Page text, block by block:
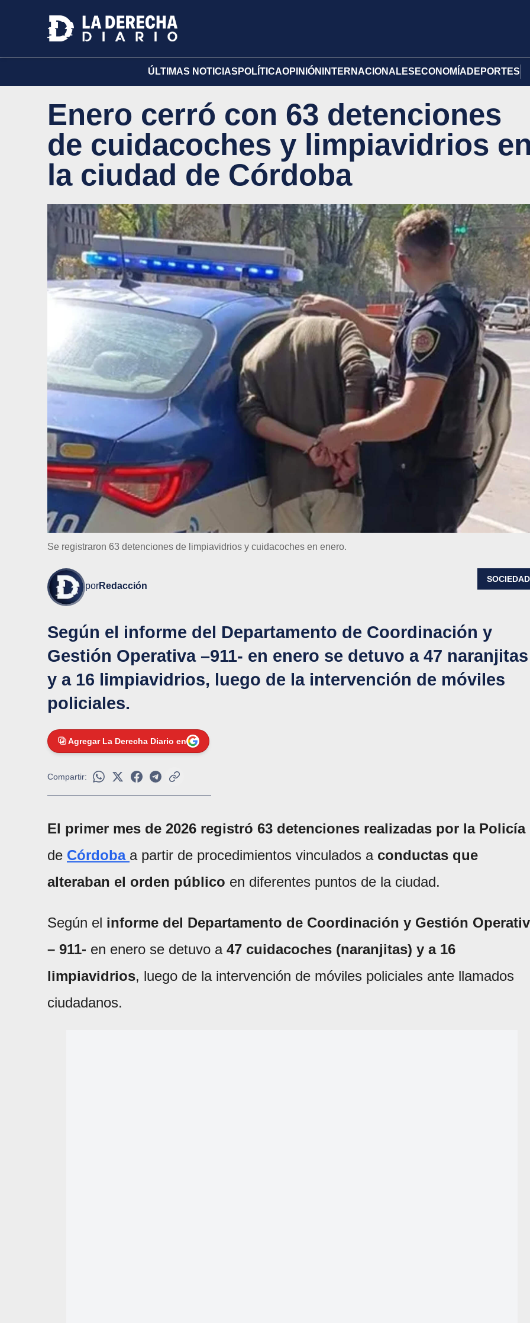
ÚLTIMAS NOTICIAS POLÍTICAOPINIÓN INTERNACIONALES ECONOMÍA DEPORTES
Enero cerró con 63 detenciones
de cuidacoches y limpiavidrios
la ciudad de Córdoba
Se registraron 63 detenciones de limpiavidrios y cuidacoches en enero.
porRedacción
SOCIEDAD
Según el informe del Departamento de Coordinación y
Gestión Operativa –911- en enero se detuvo a 47 naranjitas
y a 16 limpiavidrios, luego de la intervención de móviles
policiales.
Agregar La Derecha Diario en
Compartir:
El primer mes de 2026 registró 63 detenciones realizadas por la Policía
de Córdoba a partir de procedimientos vinculados a conductas que
alteraban el orden público en diferentes puntos de la ciudad.
Según el informe del Departamento de Coordinación y Gestión
– 911- en enero se detuvo a 47 cuidacoches (naranjitas) y a 16
limpiavidrios, luego de la intervención de móviles policiales ante llamados
ciudadanos.